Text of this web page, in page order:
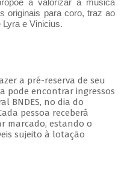
a valorizar a música
originais para coro, traz ao
e Vinicius.
a pré-reserva de seu
pode encontrar ingressos
BNDES, no dia do
pessoa receberá
marcado, estando o
sujeito à lotação